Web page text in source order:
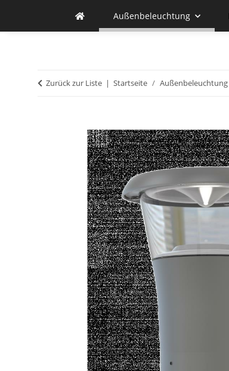
Außenbeleuchtung
Zurück zur Liste Startseite Außenbeleuchtung